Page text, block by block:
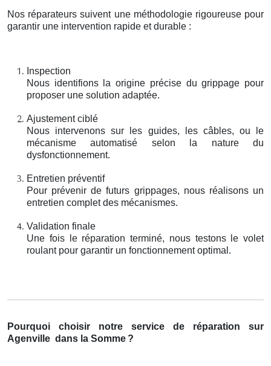
Nos réparateurs suivent une méthodologie rigoureuse pour
garantir une intervention rapide et durable :
Inspection
Nous identifions la origine précise du grippage pour
proposer une solution adaptée.
Ajustement ciblé
Nous intervenons sur les guides, les câbles, ou le
mécanisme automatisé selon la nature du
dysfonctionnement.
Entretien préventif
Pour prévenir de futurs grippages, nous réalisons un
entretien complet des mécanismes.
Validation finale
Une fois le réparation terminé, nous testons le volet
roulant pour garantir un fonctionnement optimal.
Pourquoi choisir notre service de réparation sur
Agenville dans la Somme ?